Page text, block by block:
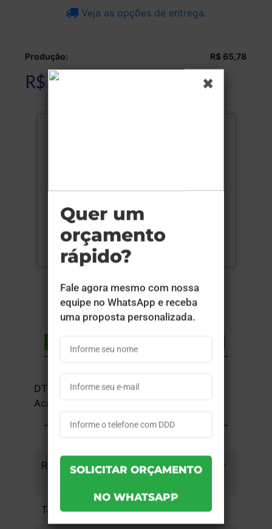
Veja as opções de entrega.
Produção: R$ 65,78
R$ 65,78
DTF Têxtil - 4x0 - 57x40cm - Sem
Acabamento - 1 unid
INFORMAÇÕES DO PRODUTO
Referência
91eac6904d5b14 -
1un
Tamanho da Arte 57x40cm